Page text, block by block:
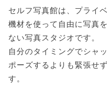
セルフ写真館は、プライ
機材を使って自由に写真
ない写真スタジオです。
自分のタイミングでシャ
ポーズするよりも緊張せ
す。